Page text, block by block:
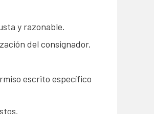
y razonable.
del consignador.
escrito específico